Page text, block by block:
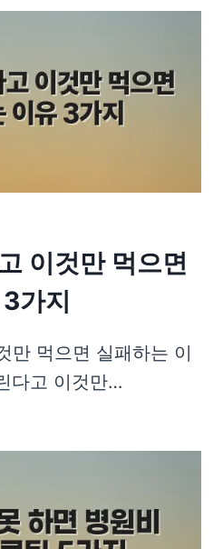
이것만 먹으면
가지
만 먹으면 실패하는 이
다고 이것만…